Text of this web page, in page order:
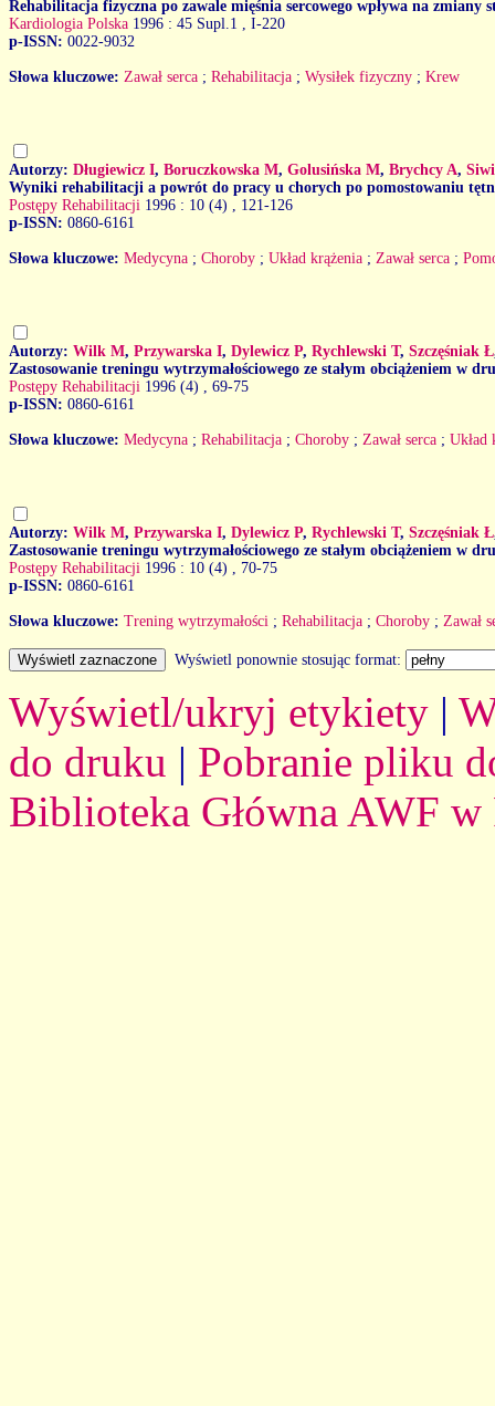
Rehabilitacja fizyczna po zawale mięśnia sercowego wpływa na zmiany
Kardiologia Polska 1996 : 45 Supl.1
, I-220
p-ISSN: 0022-9032
Słowa kluczowe: Zawał serca ; Rehabilitacja ; Wysiłek fizyczny ; Krew
Autorzy: Długiewicz I, Boruczkowska M, Golusińska M, Brychcy A,
Wyniki rehabilitacji a powrót do pracy u chorych po pomostowaniu
Postępy Rehabilitacji 1996 : 10 (4)
, 121-126
p-ISSN: 0860-6161
Słowa kluczowe: Medycyna ; Choroby ; Układ krążenia ; Zawał serca ;
Autorzy: Wilk M, Przywarska I, Dylewicz P, Rychlewski T, Szczęśniak Ł
Zastosowanie treningu wytrzymałościowego ze stałym obciążeniem w
Postępy Rehabilitacji 1996 (4)
, 69-75
p-ISSN: 0860-6161
Słowa kluczowe: Medycyna ; Rehabilitacja ; Choroby ; Zawał serca ; Układ
Autorzy: Wilk M, Przywarska I, Dylewicz P, Rychlewski T, Szczęśniak Ł
Zastosowanie treningu wytrzymałościowego ze stałym obciążeniem w
Postępy Rehabilitacji 1996 : 10 (4)
, 70-75
p-ISSN: 0860-6161
Słowa kluczowe: Trening wytrzymałości ; Rehabilitacja ; Choroby ; Zawał
Wyświetl ponownie stosując format:
Wyświetl/ukryj etykiety |
do druku | Pobranie pliku
Biblioteka Główna AWF w